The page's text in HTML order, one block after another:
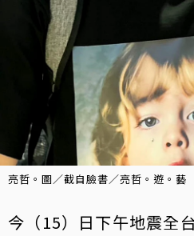
亮哲。圖／截自臉書／亮哲。遊。藝
今（15）日下午地震全